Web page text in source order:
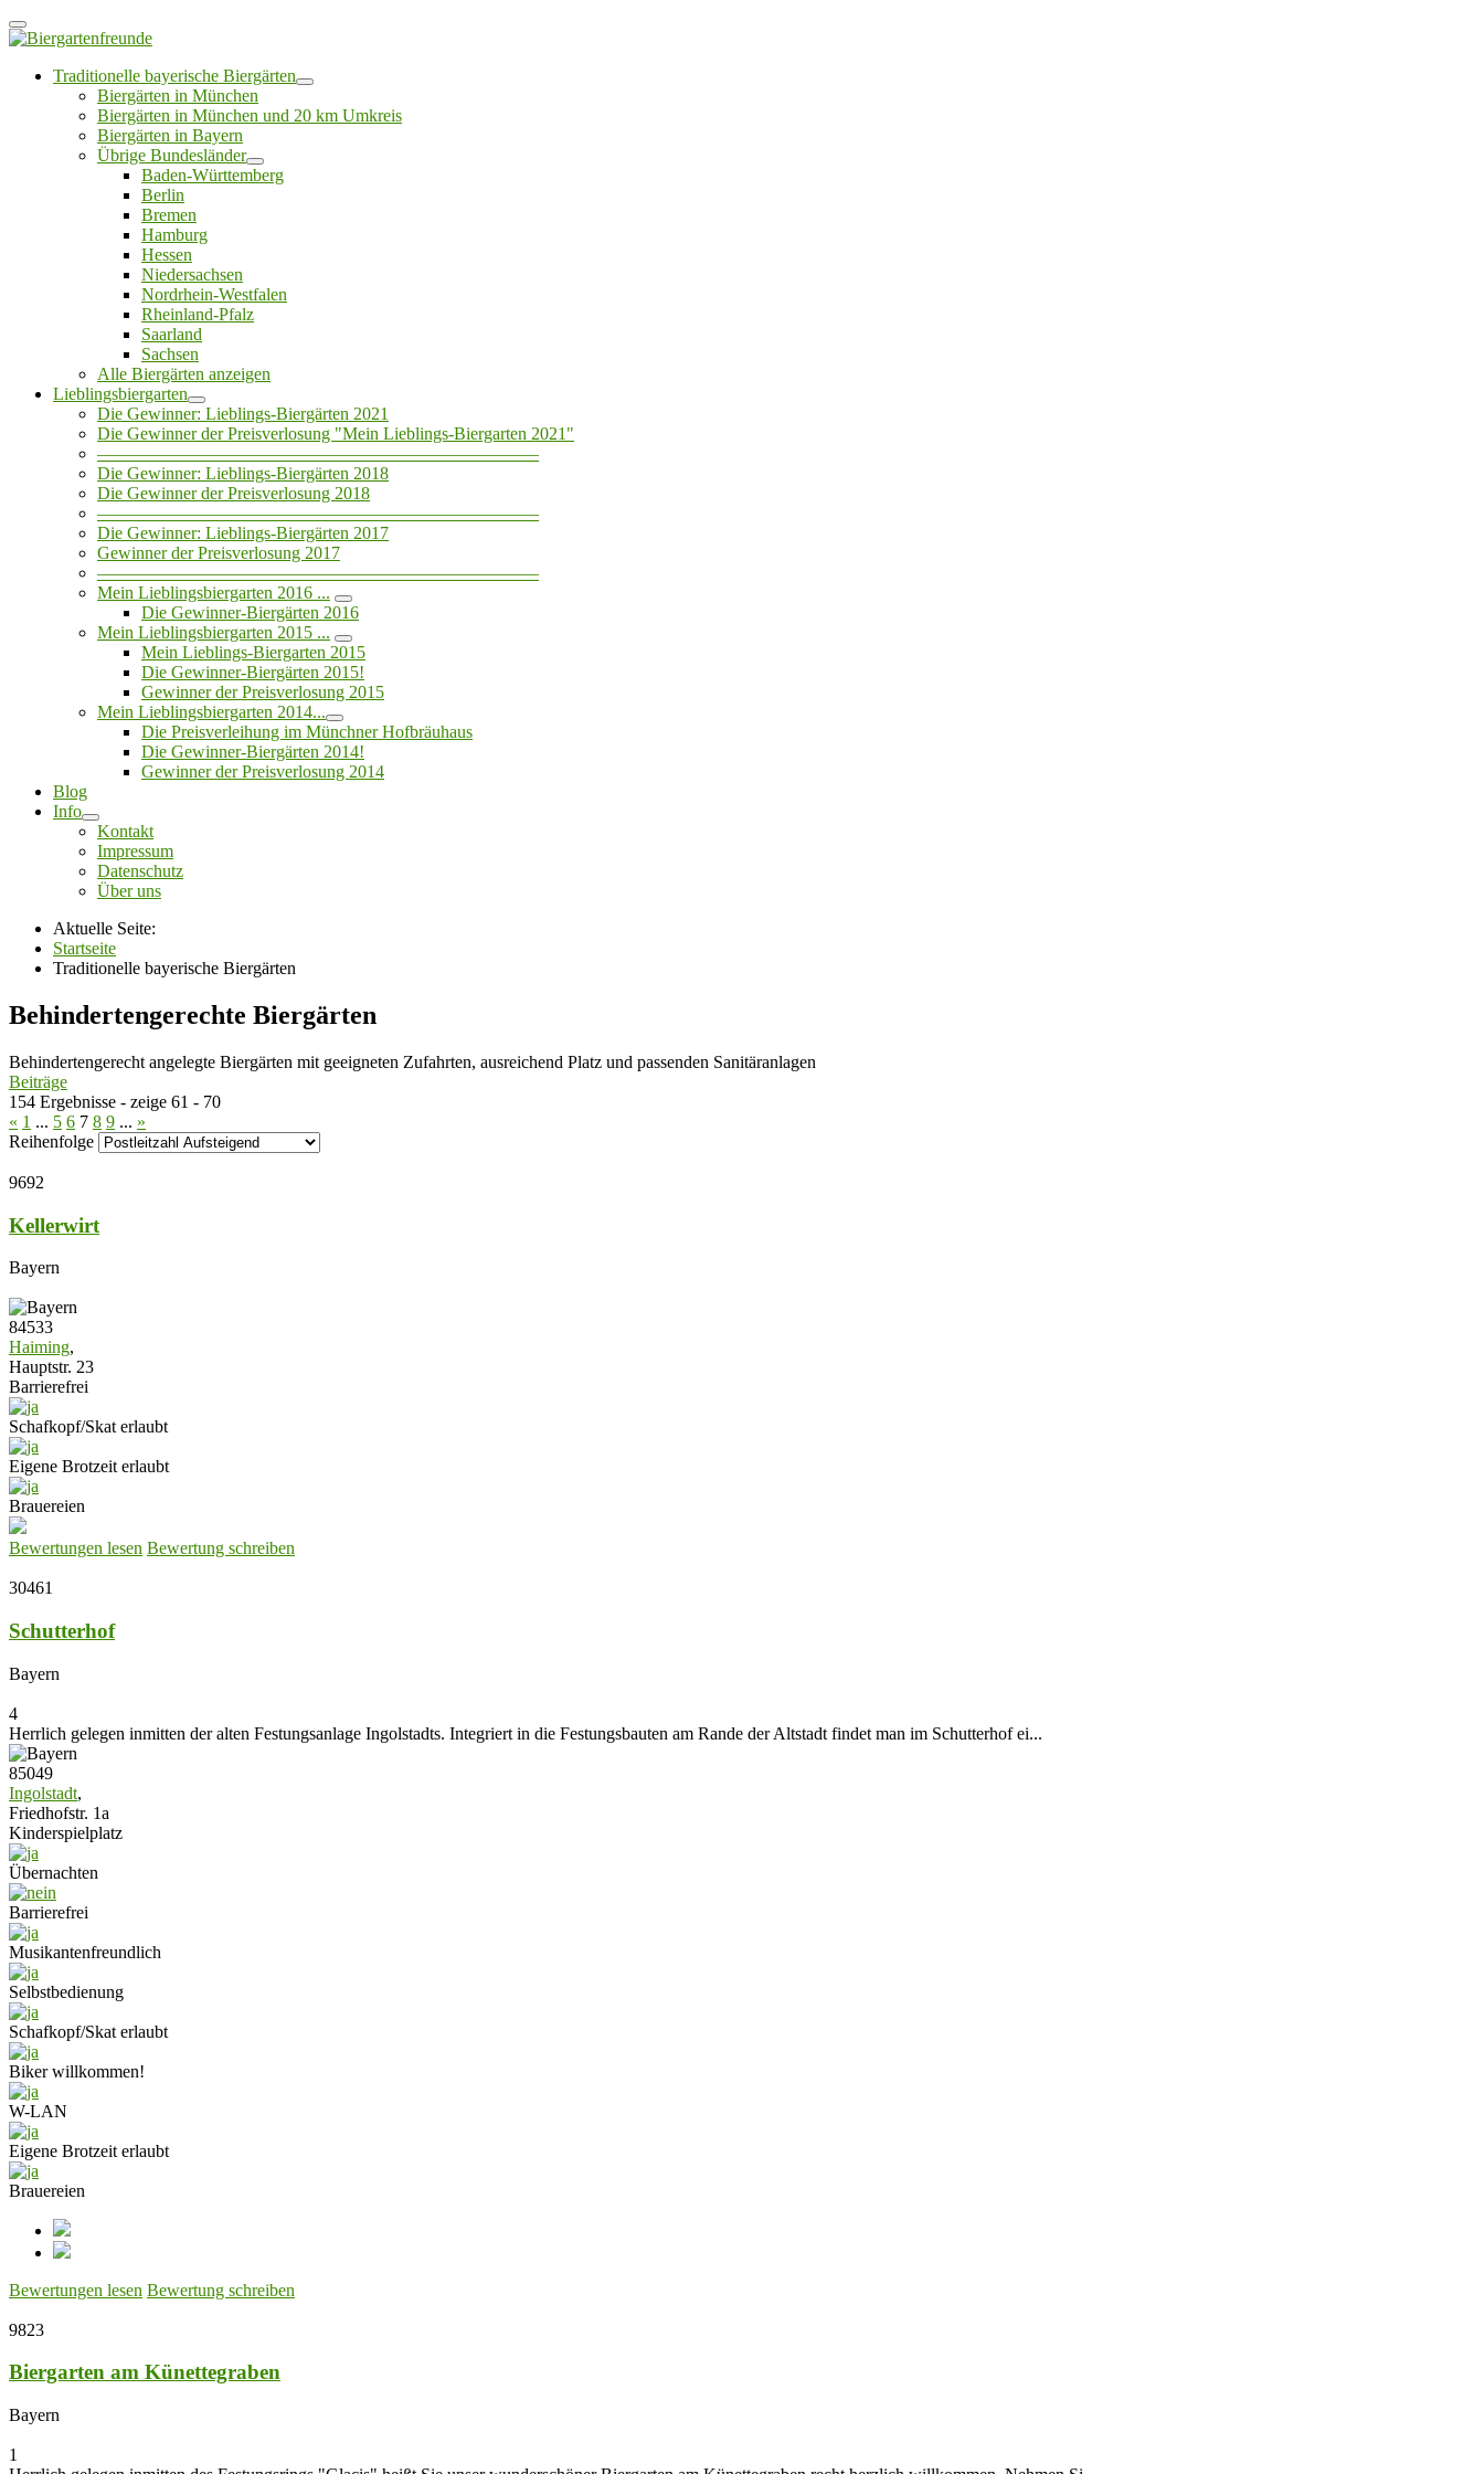
Traditionelle bayerische Biergärten
Biergärten in München
Biergärten in München und 20 km Umkreis
Biergärten in Bayern
Übrige Bundesländer
Baden-Württemberg
Berlin
Bremen
Hamburg
Hessen
Niedersachsen
Nordrhein-Westfalen
Rheinland-Pfalz
Saarland
Sachsen
Alle Biergärten anzeigen
Lieblingsbiergarten
Die Gewinner: Lieblings-Biergärten 2021
Die Gewinner der Preisverlosung "Mein Lieblings-Biergarten 2021"
—————————————————————————
Die Gewinner: Lieblings-Biergärten 2018
Die Gewinner der Preisverlosung 2018
—————————————————————————
Die Gewinner: Lieblings-Biergärten 2017
Gewinner der Preisverlosung 2017
—————————————————————————
Mein Lieblingsbiergarten 2016 ...
Die Gewinner-Biergärten 2016
Mein Lieblingsbiergarten 2015 ...
Mein Lieblings-Biergarten 2015
Die Gewinner-Biergärten 2015!
Gewinner der Preisverlosung 2015
Mein Lieblingsbiergarten 2014...
Die Preisverleihung im Münchner Hofbräuhaus
Die Gewinner-Biergärten 2014!
Gewinner der Preisverlosung 2014
Blog
Info
Kontakt
Impressum
Datenschutz
Über uns
Aktuelle Seite:
Startseite
Traditionelle bayerische Biergärten
Behindertengerechte Biergärten
Behindertengerecht angelegte Biergärten mit geeigneten Zufahrten, ausreichend Platz und passenden Sanitäranlagen
Beiträge
154 Ergebnisse - zeige 61 - 70
« 1 ... 5 6 7 8 9 ... »
Reihenfolge
9692
Kellerwirt
Bayern
84533
Haiming,
Hauptstr. 23
Barrierefrei
Schafkopf/Skat erlaubt
Eigene Brotzeit erlaubt
Brauereien
Bewertungen lesen Bewertung schreiben
30461
Schutterhof
Bayern
4
Herrlich gelegen inmitten der alten Festungsanlage Ingolstadts. Integriert in die Festungsbauten am Rande der Altstadt findet man im Schutterhof ei...
85049
Ingolstadt,
Friedhofstr. 1a
Kinderspielplatz
Übernachten
Barrierefrei
Musikantenfreundlich
Selbstbedienung
Schafkopf/Skat erlaubt
Biker willkommen!
W-LAN
Eigene Brotzeit erlaubt
Brauereien
Bewertungen lesen Bewertung schreiben
9823
Biergarten am Künettegraben
Bayern
1